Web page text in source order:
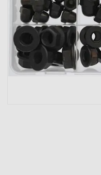
ons voorop, want
goede relatie met
verschil maakt.